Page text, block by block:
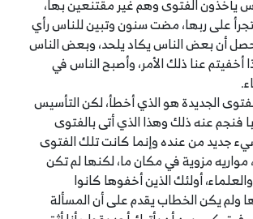
يأخذون الفتوى وهم غير مقتنعين بها،
على ربها، مضت سنون وتبين للناس رأي
أن بعض الناس يكاد يلحد، وبعض الناس
أخفيتم عنا ذلك الأمر، وأصبح الناس في
الجديدة هو الذي أخطأ، لكن التأسيس
فنجم عنه ذلك وهذا الذي أتى بالفتوى
جديد من عنده وإنما كانت تلك الفتوى
مواريه مزوية في مكان ما، لكنها لم تكن
أولئك الذين أخفوها كانوا
ولم يكن الخطاب يقدم على أن المسألة